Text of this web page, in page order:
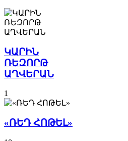
ԿԱՐԻՆ
ՌԵԶՈՐԹ
ԱՂՎԵՐԱՆ
1
«ՌԵԴ ՀՈԹԵԼ»